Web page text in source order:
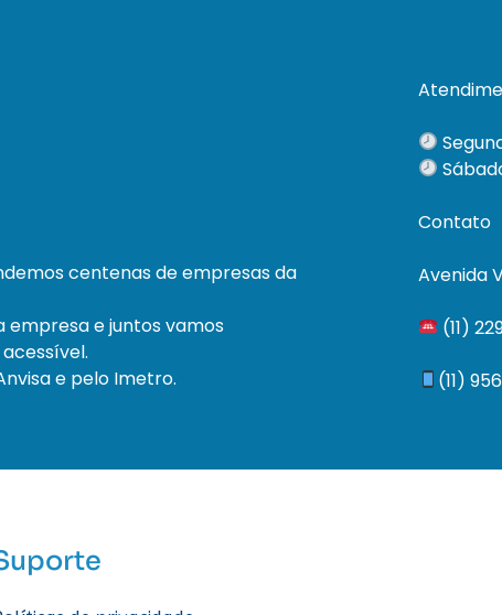
centenas de empresas da
empresa e juntos vamos
e pelo Imetro.
Contato
Avenida
(11)
(11)